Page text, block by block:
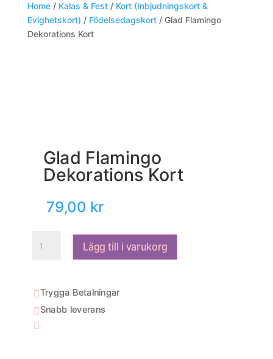
Home/ Kalas & Fest/ Kort (Inbjudningskort &
Evighetskort) / Födelsedagskort/ Glad Flamingo
Dekorations Kort
Glad Flamingo
Dekorations Kort
79,00 kr
Flamingo Lägg till i varukorg
Trygga Betalningar
Snabb leverans
